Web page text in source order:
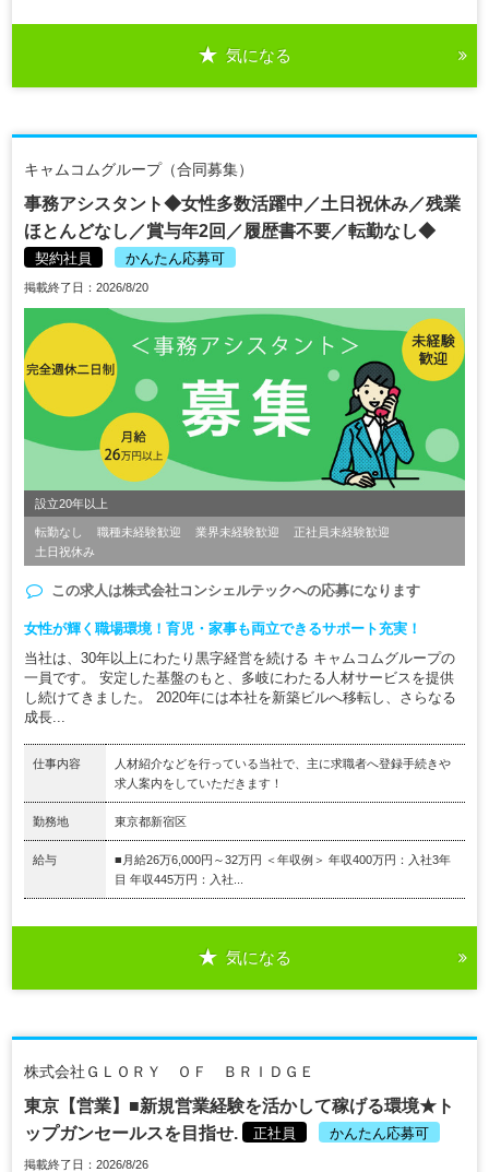
気になる
キャムコムグループ（合同募集）
事務アシスタント◆女性多数活躍中／土日祝休み／残業
ほとんどなし／賞与年2回／履歴書不要／転勤なし◆
契約社員 かんたん応募可
掲載終了日：2026/8/20
設立20年以上
転勤なし 職種未経験歓迎 業界未経験歓迎
正社員未経験歓迎
土日祝休み
この求人は株式会社コンシェルテックへの応募になります
女性が輝く職場環境！育児・家事も両立できるサポート充実！
当社は、30年以上にわたり黒字経営を続ける キャムコムグループの
一員です。 安定した基盤のもと、多岐にわたる人材サービスを提供
し続けてきました。 2020年には本社を新築ビルへ移転し、さらなる
成長...
仕事内容
人材紹介などを行っている当社で、主に求職者へ登録手続きや
求人案内をしていただきます！
勤務地 東京都新宿区
給与
■月給26万6,000円～32万円 ＜年収例＞ 年収400万円：入社3年
目 年収445万円：入社...
気になる
株式会社ＧＬＯＲＹ ＯＦ ＢＲＩＤＧＥ
東京【営業】■新規営業経験を活かして稼げる環境★ト
ップガンセールスを目指せ.
正社員 かんたん応募可
掲載終了日：2026/8/26